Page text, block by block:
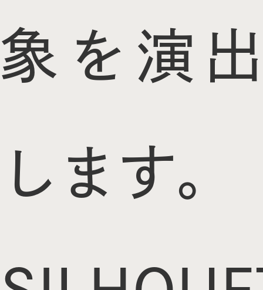
象を演出
します。